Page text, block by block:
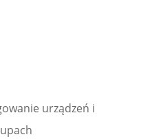
urządzeń i